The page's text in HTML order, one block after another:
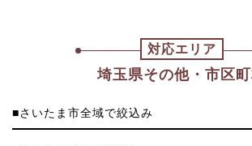
対応エリア
埼玉県その他・市区
■さいたま市全域で絞込み